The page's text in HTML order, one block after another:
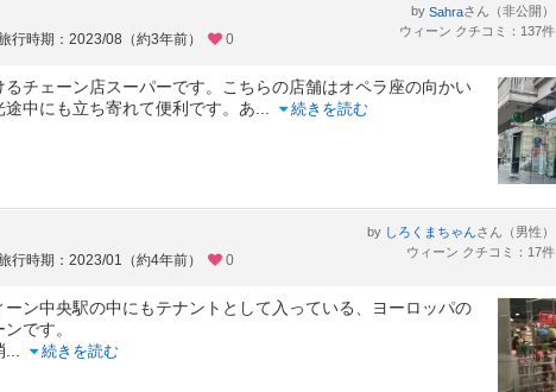
行時期：2023/08（約3年前） 0
by Sahraさん（非公開）
ウィーン クチコミ：137件
チェーン店スーパーです。こちらの店舗はオペラ座の向かい
中にも立ち寄れて便利です。あ
続きを読む
行時期：2023/01（約4年前） 0
by しろくまちゃんさん（男性）
ウィーン クチコミ：17件
ン中央駅の中にもテナントとして入っている、ヨーロッパの
です。
続きを読む